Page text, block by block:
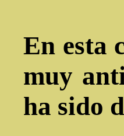
En esta
muy
ha sido